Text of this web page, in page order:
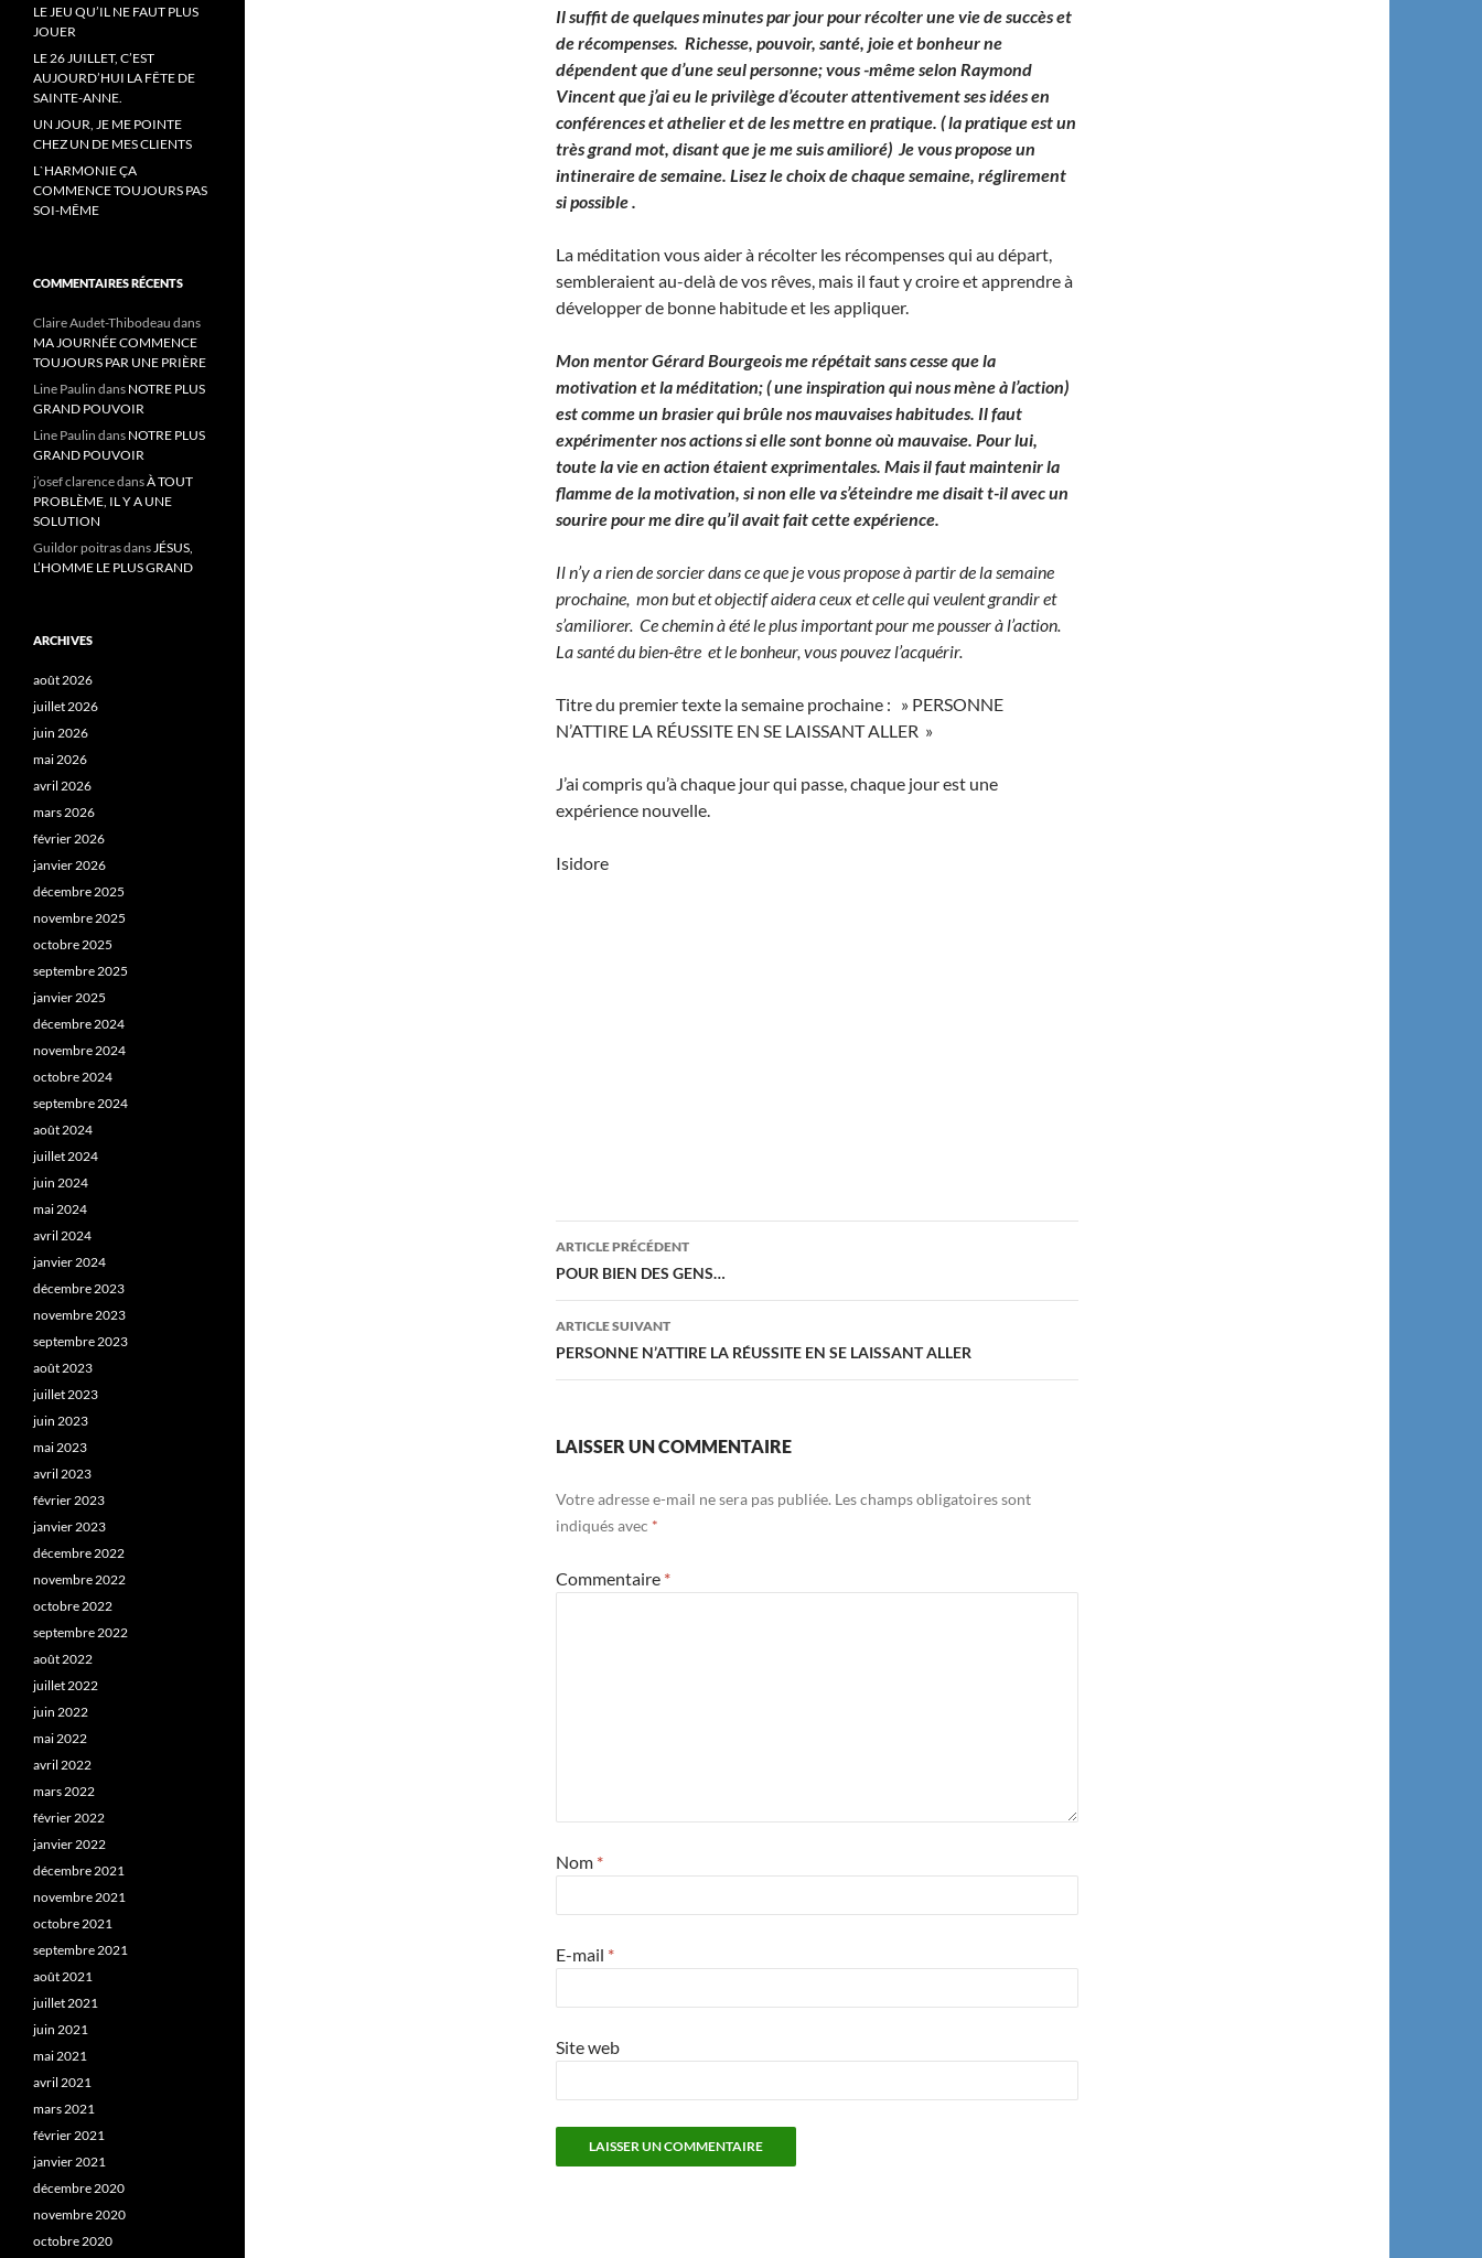
Il suffit de quelques minutes par jour pour récolter une vie de succès et
de récompenses. Richesse, pouvoir, santé, joie et bonheur ne
dépendent que d’une seul personne; vous -même selon Raymond
Vincent que j’ai eu le privilège d’écouter attentivement ses idées en
conférences et athelier et de les mettre en pratique. ( la pratique est un
très grand mot, disant que je me suis amilioré) Je vous propose un
intineraire de semaine. Lisez le choix de chaque semaine, réglirement
si possible .
La méditation vous aider à récolter les récompenses qui au départ,
sembleraient au-delà de vos rêves, mais il faut y croire et apprendre à
développer de bonne habitude et les appliquer.
Mon mentor Gérard Bourgeois me répétait sans cesse que la
motivation et la méditation; ( une inspiration qui nous mène à l’action)
est comme un brasier qui brûle nos mauvaises habitudes. Il faut
expérimenter nos actions si elle sont bonne où mauvaise. Pour lui,
toute la vie en action étaient exprimentales. Mais il faut maintenir la
flamme de la motivation, si non elle va s’éteindre me disait t-il avec un
sourire pour me dire qu’il avait fait cette expérience.
Il n’y a rien de sorcier dans ce que je vous propose à partir de la semaine
prochaine, mon but et objectif aidera ceux et celle qui veulent grandir et
s’amiliorer. Ce chemin à été le plus important pour me pousser à l’action.
La santé du bien-être et le bonheur, vous pouvez l’acquérir.
Titre du premier texte la semaine prochaine : » PERSONNE
N’ATTIRE LA RÉUSSITE EN SE LAISSANT ALLER »
J’ai compris qu’à chaque jour qui passe, chaque jour est une
expérience nouvelle.
Isidore
Navigation
des
articles
ARTICLE PRÉCÉDENT
POUR BIEN DES GENS…
ARTICLE SUIVANT
PERSONNE N’ATTIRE LA RÉUSSITE EN SE LAISSANT ALLER
LAISSER UN COMMENTAIRE
Votre adresse e-mail ne sera pas publiée. Les champs obligatoires sont
indiqués avec *
Commentaire *
Nom *
E-mail *
Site web
LE JEU QU’IL NE FAUT PLUS
JOUER
LE 26 JUILLET, C’EST
AUJOURD’HUI LA FÊTE DE
SAINTE-ANNE.
UN JOUR, JE ME POINTE
CHEZ UN DE MES CLIENTS
L`HARMONIE ÇA
COMMENCE TOUJOURS PAS
SOI-MÊME
COMMENTAIRES RÉCENTS
Claire Audet-Thibodeau dans
MA JOURNÉE COMMENCE
TOUJOURS PAR UNE PRIÈRE
Line Paulin dans NOTRE PLUS
GRAND POUVOIR
Line Paulin dans NOTRE PLUS
GRAND POUVOIR
j’osef clarencedansÀ TOUT
PROBLÈME, IL Y A UNE
SOLUTION
Guildor poitrasdansJÉSUS,
L’HOMME LE PLUS GRAND
ARCHIVES
août 2026
juillet 2026
juin 2026
mai 2026
avril 2026
mars 2026
février 2026
janvier 2026
décembre 2025
novembre 2025
octobre 2025
septembre 2025
janvier 2025
décembre 2024
novembre 2024
octobre 2024
septembre 2024
août 2024
juillet 2024
juin 2024
mai 2024
avril 2024
janvier 2024
décembre 2023
novembre 2023
septembre 2023
août 2023
juillet 2023
juin 2023
mai 2023
avril 2023
février 2023
janvier 2023
décembre 2022
novembre 2022
octobre 2022
septembre 2022
août 2022
juillet 2022
juin 2022
mai 2022
avril 2022
mars 2022
février 2022
janvier 2022
décembre 2021
novembre 2021
octobre 2021
septembre 2021
août 2021
juillet 2021
juin 2021
mai 2021
avril 2021
mars 2021
février 2021
janvier 2021
décembre 2020
novembre 2020
octobre 2020